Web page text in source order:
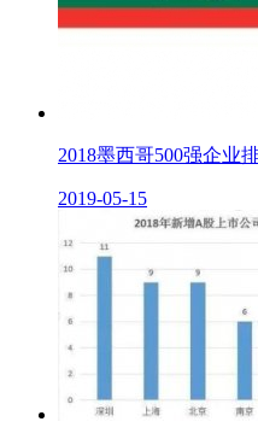
2018墨西哥500强企业
2019-05-15